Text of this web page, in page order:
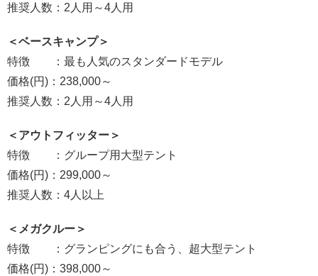
推奨人数：2人用～4人用
＜ベースキャンプ＞
特徴 ：最も人気のスタンダードモデル
価格(円)：238,000～
推奨人数：2人用～4人用
＜アウトフィッター＞
特徴 ：グループ用大型テント
価格(円)：299,000～
推奨人数：4人以上
＜メガクルー＞
特徴 ：グランピングにも合う、超大型テント
価格(円)：398,000～